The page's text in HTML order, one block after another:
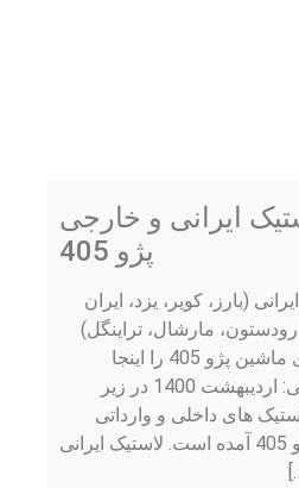
ایرانی و خارجی
پژو 405
(بارز، کویر، یزد، ایران
مارشال، تراینگل)
سایز فابریک و پهن برای ماشین پژو 405 را اینجا
بخوانید. تاریخ بروزرسانی: اردیبهشت 1400 در زیر
های داخلی و وارداتی
برای انواع مدل های پژو 405 آمده است. لاستیک ایرانی